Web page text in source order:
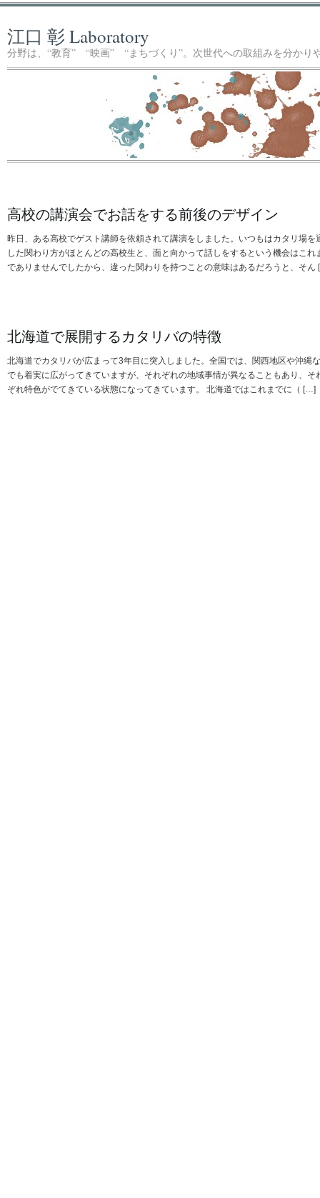
江口 彰 Laboratory
分野は、“教育” “映画” “まちづくり”。次世代への取組みを分かり
高校の講演会でお話をする前後のデザイン
昨日、ある高校でゲスト講師を依頼されて講演をしました。いつもはカタリ場を
した関わり方がほとんどの高校生と、面と向かって話しをするという機会はこれ
でありませんでしたから、違った関わりを持つことの意味はあるだろうと、そ
北海道で展開するカタリバの特徴
北海道でカタリバが広まって3年目に突入しました。全国では、関西地区や沖縄
でも着実に広がってきていますが、それぞれの地域事情が異なることもあり、そ
ぞれ特色がでてきている状態になってきています。 北海道ではこれまでに（ […]